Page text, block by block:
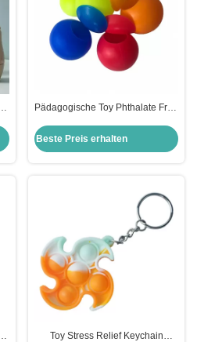
Pädagogische Toy Phthalate Free
wiederverwendbare Kinder
Beste Preis erhalten
Toy Stress Relief Keychain